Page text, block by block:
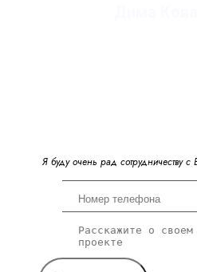
Я буду очень рад сотрудничеству с